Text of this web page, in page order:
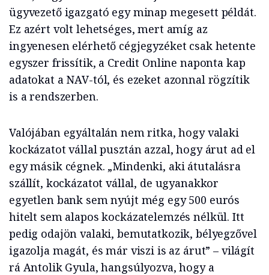
ügyvezető igazgató egy minap megesett példát.
Ez azért volt lehetséges, mert amíg az
ingyenesen elérhető cégjegyzéket csak hetente
egyszer frissítik, a Credit Online naponta kap
adatokat a NAV-tól, és ezeket azonnal rögzítik
is a rendszerben.
Valójában egyáltalán nem ritka, hogy valaki
kockázatot vállal pusztán azzal, hogy árut ad el
egy másik cégnek. „Mindenki, aki átutalásra
szállít, kockázatot vállal, de ugyanakkor
egyetlen bank sem nyújt még egy 500 eurós
hitelt sem alapos kockázatelemzés nélkül. Itt
pedig odajön valaki, bemutatkozik, bélyegzővel
igazolja magát, és már viszi is az árut” – világít
rá Antolik Gyula, hangsúlyozva, hogy a